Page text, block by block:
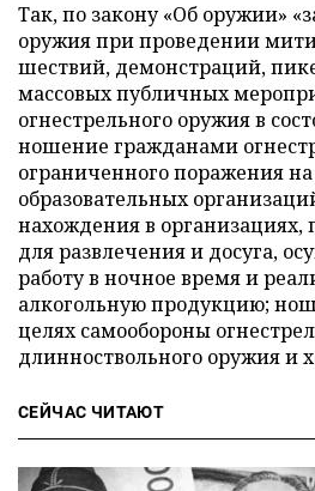
Так, по закону «Об оружии»
оружия при проведении
шествий, демонстраций,
массовых публичных
огнестрельного оружия в
ношение гражданами
ограниченного поражения
образовательных
нахождения в
для развлечения и досуга,
работу в ночное время и
алкогольную продукцию;
целях самообороны
длинноствольного оружия и
СЕЙЧАС ЧИТАЮТ